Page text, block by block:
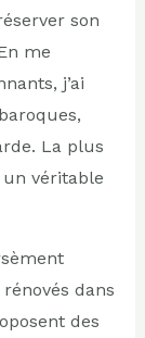
son
me
j’ai
La plus
un véritable
dans
des